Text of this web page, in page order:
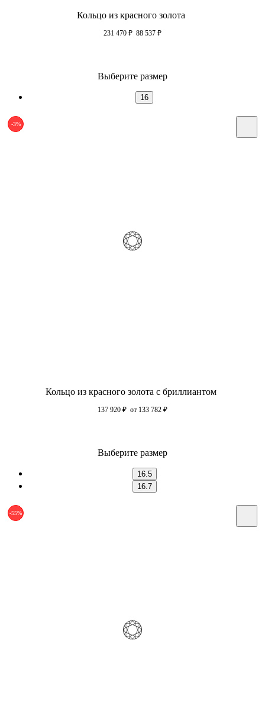
Кольцо из красного золота
231 470 ₽ 88 537 ₽
Выберите размер
16
-3%
Кольцо из красного золота с бриллиантом
137 920 ₽ от 133 782 ₽
Выберите размер
16.5
16.7
-55%